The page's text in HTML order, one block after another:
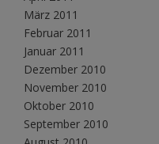
März 2011
Februar 2011
Januar 2011
Dezember 2010
November 2010
Oktober 2010
September 2010